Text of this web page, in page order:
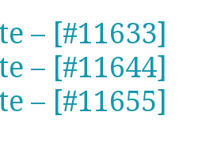
– [#11633]
– [#11644]
– [#11655]